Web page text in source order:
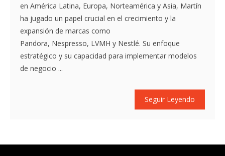
en América Latina, Europa, Norteamérica y Asia, Martín
ha jugado un papel crucial en el crecimiento y la
expansión de marcas como
Pandora, Nespresso, LVMH y Nestlé. Su enfoque
estratégico y su capacidad para implementar modelos
de negocio ...
Seguir Leyendo